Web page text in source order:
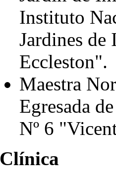
Instituto
Jardines de
Eccleston".
Maestra
Egresada
Nº 6
Clínica